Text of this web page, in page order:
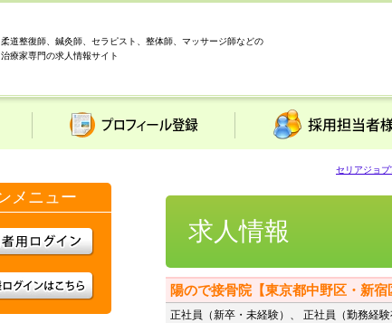
柔道整復師、鍼灸師、セラピスト、整体師、マッサージ師などの
治療家専門の求人情報サイト
セリアジョブ
求人情報
陽ので接骨院【東京都中野区・新
正社員（新卒・未経験）、 正社員（勤務経